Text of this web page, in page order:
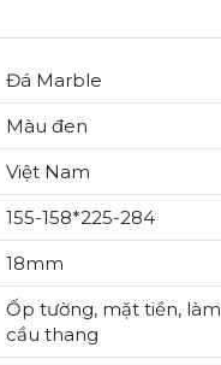
Đá Marble
Màu đen
Việt Nam
155-158*225-284
18mm
Ốp tường, mặt tiền,
cầu thang